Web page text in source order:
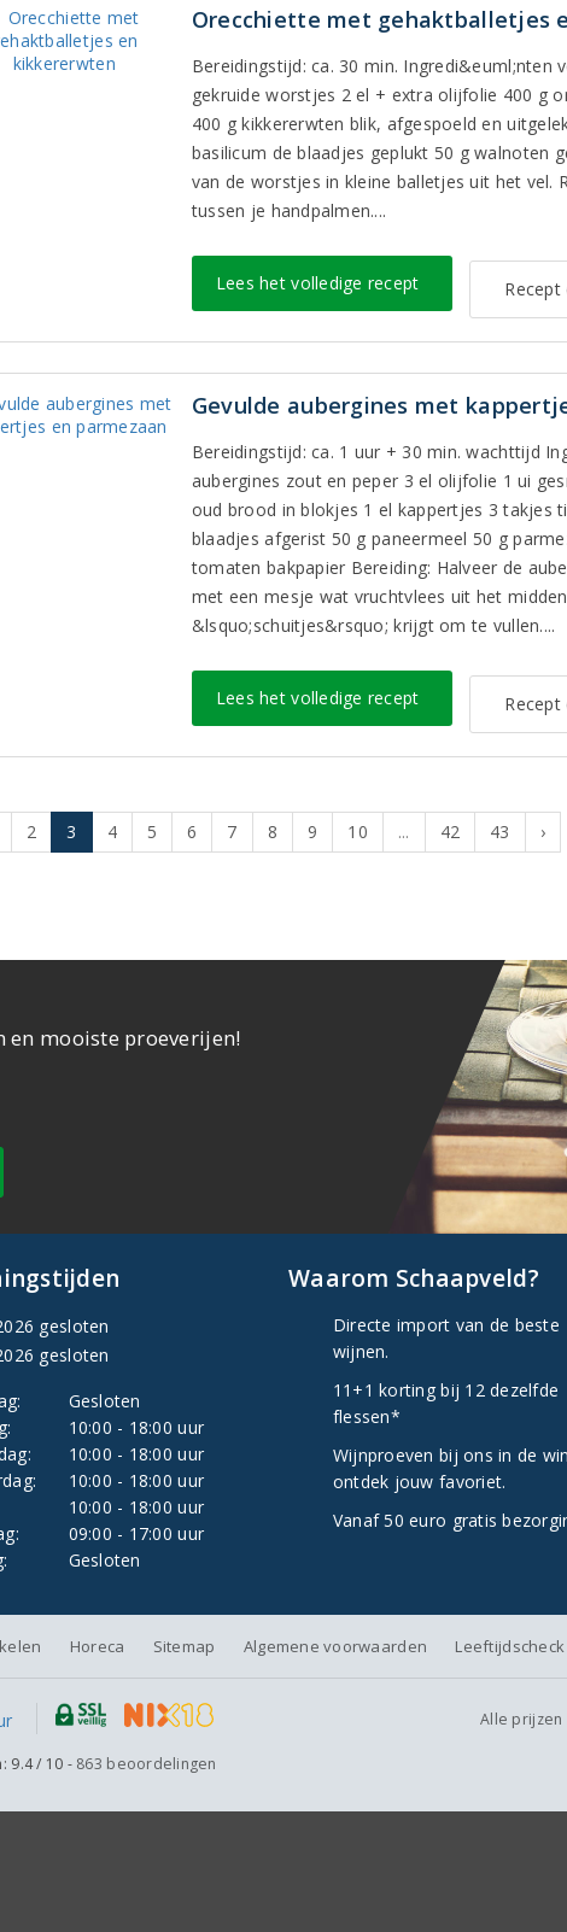
Orecchiette met gehaktballetjes
Bereidingstijd: ca. 30 min. Ingredi&euml;nten
gekruide worstjes 2 el + extra olijfolie 400 g
400 g kikkererwten blik, afgespoeld en
basilicum de blaadjes geplukt 50 g walnoten
van de worstjes in kleine balletjes uit het vel.
tussen je handpalmen....
Lees het volledige recept
Gevulde aubergines met
Bereidingstijd: ca. 1 uur + 30 min. wachttijd
aubergines zout en peper 3 el olijfolie 1 ui
oud brood in blokjes 1 el kappertjes 3 takjes
blaadjes afgerist 50 g paneermeel 50 g
tomaten bakpapier Bereiding: Halveer de
met een mesje wat vruchtvlees uit het
&lsquo;schuitjes&rsquo; krijgt om te vullen....
Lees het volledige recept
2 3 4 5 6 7 8 9 10 ... 42 43 ›
en mooiste proeverijen!
gesloten
gesloten
Gesloten
10:00 - 18:00 uur
10:00 - 18:00 uur
10:00 - 18:00 uur
10:00 - 18:00 uur
09:00 - 17:00 uur
Gesloten
Waarom Schaapveld?
Directe import van de beste
wijnen.
11+1 korting bij 12 dezelfde
flessen*
Wijnproeven bij ons in de
ontdek jouw favoriet.
Vanaf 50 euro gratis
Horeca Sitemap Algemene voorwaarden Leeftijdscheck
Alle prijzen
9.4/ 10 - 863 beoordelingen